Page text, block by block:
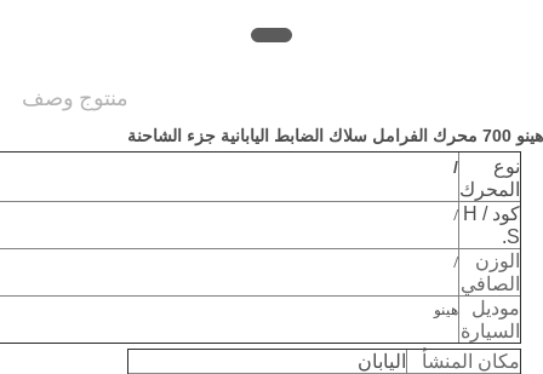
منتوج وصف
نوع
المحرك
/
كود H /
S.
/
الوزن
الصافي
/
موديل
السيارة
هينو
مكان المنشأ
اليابان